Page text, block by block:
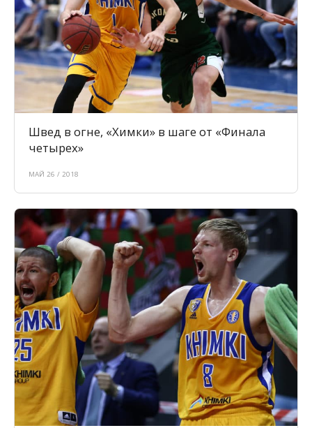
Швед в огне, «Химки» в шаге от «Финала
четырех»
МАЙ 26 / 2018